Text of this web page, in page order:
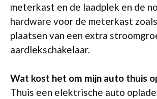
meterkast en de laadplek en de
hardware voor de meterkast
plaatsen van een extra
aardlekschakelaar.
Wat kost het om mijn auto thuis
Thuis een elektrische auto